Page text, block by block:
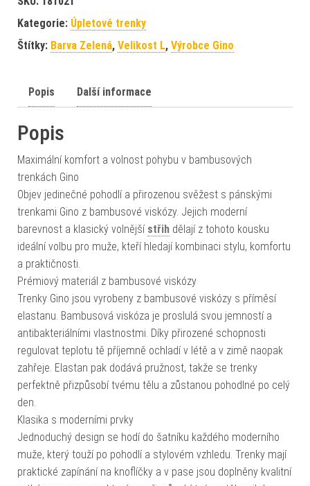
Kategorie: Úpletové trenky
Štítky: Barva Zelená, Velikost L, Výrobce Gino
Popis Další informace
Popis
Maximální komfort a volnost pohybu v bambusových
trenkách Gino
Objev jedinečné pohodlí a přirozenou svěžest s pánskými
trenkami Gino z bambusové viskózy. Jejich moderní
barevnost a klasický volnější střih dělají z tohoto kousku
ideální volbu pro muže, kteří hledají kombinaci stylu, komfortu
a praktičnosti.
Prémiový materiál z bambusové viskózy
Trenky Gino jsou vyrobeny z bambusové viskózy s příměsí
elastanu. Bambusová viskóza je proslulá svou jemností a
antibakteriálními vlastnostmi. Díky přirozené schopnosti
regulovat teplotu tě příjemně ochladí v létě a v zimě naopak
zahřeje. Elastan pak dodává pružnost, takže se trenky
perfektně přizpůsobí tvému tělu a zůstanou pohodlné po celý
den.
Klasika s moderními prvky
Jednoduchý design se hodí do šatníku každého moderního
muže, který touží po pohodlí a stylovém vzhledu. Trenky mají
praktické zapínání na knoflíčky a v pase jsou doplněny kvalitní